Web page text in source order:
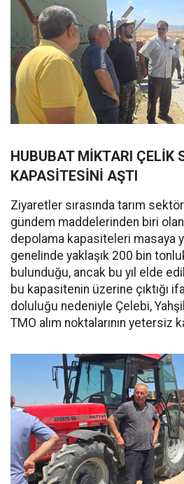
HUBUBAT MİKTARI ÇELİK
KAPASİTESİNİ AŞTI
Ziyaretler sırasında tarım
gündem maddelerinden biri olan
depolama kapasiteleri masaya
genelinde yaklaşık 200 bin
bulunduğu, ancak bu yıl elde
bu kapasitenin üzerine çıktığı
doluluğu nedeniyle Çelebi,
TMO alım noktalarının yetersiz